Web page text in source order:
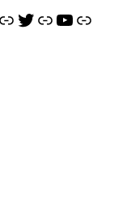
Enlace
Twitter
Enlace
YouTube
Enlace